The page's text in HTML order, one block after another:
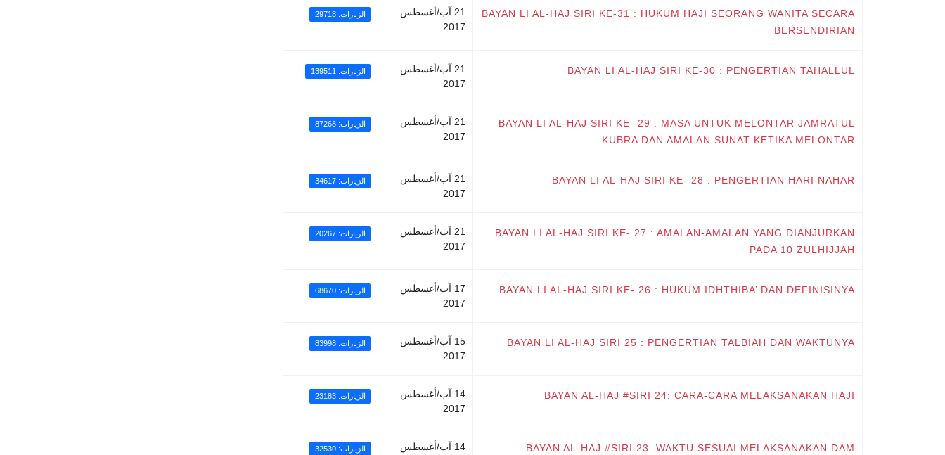
BAYAN LI AL-HAJ SIRI KE-31 : HUKUM HAJI SEORANG WANITA SECARA
BERSENDIRIAN
21 آب/أغسطس
2017
الزيارات: 29718
BAYAN LI AL-HAJ SIRI KE-30 : PENGERTIAN TAHALLUL
21 آب/أغسطس
2017
الزيارات: 139511
BAYAN LI AL-HAJ SIRI KE- 29 : MASA UNTUK MELONTAR JAMRATUL
KUBRA DAN AMALAN SUNAT KETIKA MELONTAR
21 آب/أغسطس
2017
الزيارات: 87268
BAYAN LI AL-HAJ SIRI KE- 28 : PENGERTIAN HARI NAHAR
21 آب/أغسطس
2017
الزيارات: 34617
BAYAN LI AL-HAJ SIRI KE- 27 : AMALAN-AMALAN YANG DIANJURKAN
PADA 10 ZULHIJJAH
21 آب/أغسطس
2017
الزيارات: 20267
BAYAN LI AL-HAJ SIRI KE- 26 : HUKUM IDHTHIBA’ DAN DEFINISINYA
17 آب/أغسطس
2017
الزيارات: 68670
BAYAN LI AL-HAJ SIRI 25 : PENGERTIAN TALBIAH DAN WAKTUNYA
15 آب/أغسطس
2017
الزيارات: 83998
BAYAN AL-HAJ #SIRI 24: CARA-CARA MELAKSANAKAN HAJI
14 آب/أغسطس
2017
الزيارات: 23183
BAYAN AL-HAJ #SIRI 23: WAKTU SESUAI MELAKSANAKAN DAM
14 آب/أغسطس
الزيارات: 32530